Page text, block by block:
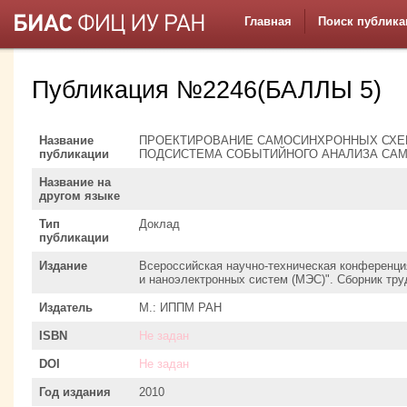
Главная Поиск
Публикация №2246(БАЛЛЫ 5)
Название
публикации
ПРОЕКТИРОВАНИЕ САМОСИНХРОННЫХ
ПОДСИСТЕМА СОБЫТИЙНОГО АНАЛИЗА
Название на
другом языке
Тип
публикации
Доклад
Издание
Всероссийская научно-техническая
и наноэлектронных систем (МЭС)". Сборник
Издатель М.: ИППМ РАН
ISBN Не задан
DOI Не задан
Год издания 2010